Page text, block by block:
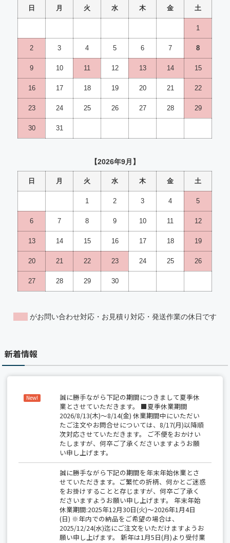
新着情報
New!
誠に勝手ながら下記の期間につきまして夏季休
業とさせていただきます。 ■夏季休業期間
2026/8/13(木)～8/14(金) 休業期間中にいただい
たご注文やお問合せについては、8/17(月)以降順
次対応させていただきます。 ご不便をおかけい
たしますが、何卒ご了承くださいますようお願
い申し上げます。
誠に勝手ながら下記の期間を年末年始休業とさ
せていただきます。ご繁忙の折柄、何かとご迷惑
をお掛けすることと存じますが、何卒ご了承く
ださいますようお願い申し上げます。 年末年始
休業期間:2025年12月30日(火)～2026年1月4日
(日) ※年内での納品をご希望の場合は、
2025/12/24(水)迄にご注文をいただけますようお
願い申し上げます。 新年は1月5日(月)より受付業